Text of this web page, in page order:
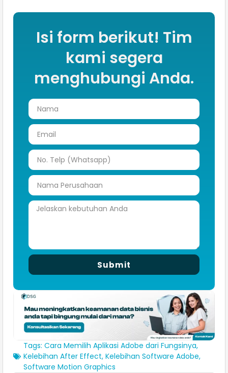
Isi form berikut! Tim
kami segera
menghubungi Anda.
Submit
Tags: Cara Memilih Aplikasi Adobe dari Fungsinya,
Kelebihan After Effect, Kelebihan Software Adobe,
Software Motion Graphics